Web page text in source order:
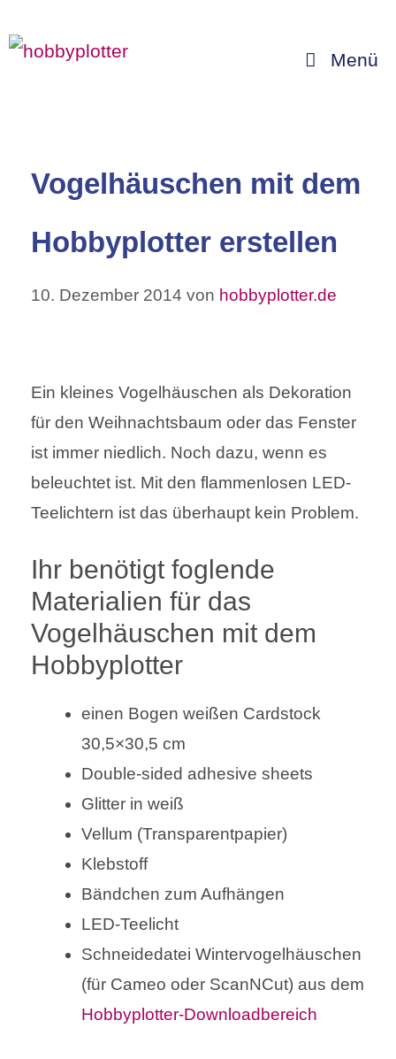
Inhalt
Menü
Vogelhäuschen mit dem
Hobbyplotter erstellen
10. Dezember 2014 von hobbyplotter.de
Ein kleines Vogelhäuschen als Dekoration
für den Weihnachtsbaum oder das Fenster
ist immer niedlich. Noch dazu, wenn es
beleuchtet ist. Mit den flammenlosen LED-
Teelichtern ist das überhaupt kein Problem.
Ihr benötigt foglende
Materialien für das
Vogelhäuschen mit dem
Hobbyplotter
einen Bogen weißen Cardstock
30,5×30,5 cm
Double-sided adhesive sheets
Glitter in weiß
Vellum (Transparentpapier)
Klebstoff
Bändchen zum Aufhängen
LED-Teelicht
Schneidedatei Wintervogelhäuschen
(für Cameo oder ScanNCut) aus dem
Hobbyplotter-Downloadbereich